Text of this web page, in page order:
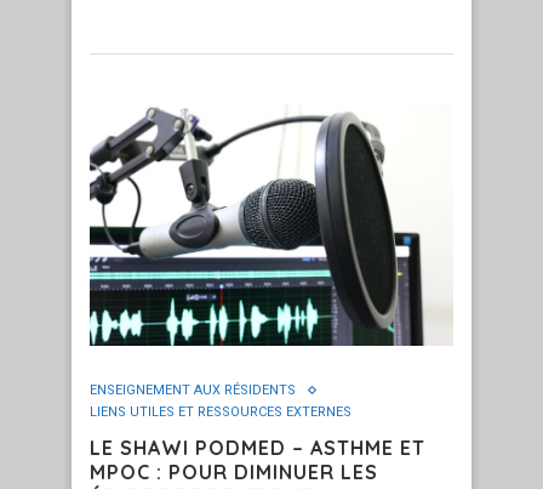
ENSEIGNEMENT AUX RÉSIDENTS
LIENS UTILES ET RESSOURCES EXTERNES
LE SHAWI PODMED – ASTHME ET
MPOC : POUR DIMINUER LES